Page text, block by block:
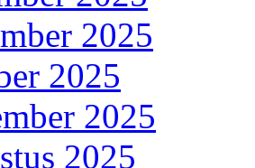
2025
2025
2025
2025